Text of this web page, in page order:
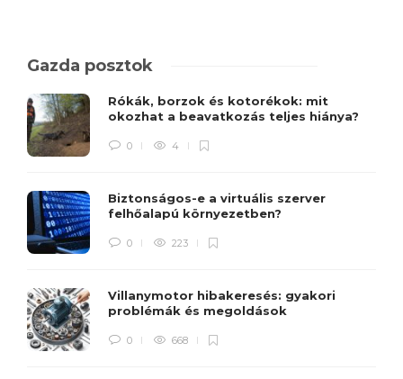
Gazda posztok
Rókák, borzok és kotorékok: mit
okozhat a beavatkozás teljes hiánya?
0 4
Biztonságos-e a virtuális szerver
felhőalapú környezetben?
0 223
Villanymotor hibakeresés: gyakori
problémák és megoldások
0 668